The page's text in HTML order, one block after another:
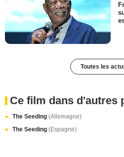
Toutes les
Ce film dans d'autres
The Seeding (Allemagne)
The Seeding (Espagne)